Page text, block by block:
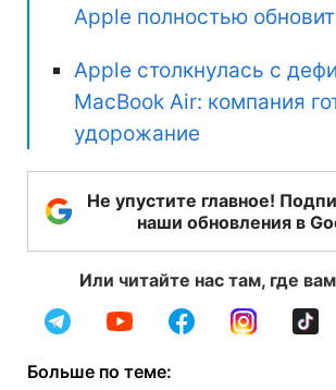
Apple полностью
Apple столкнулась с
MacBook Air: компания
удорожание
Не упустите главное!
наши обновления в
Или читайте нас там, где
Больше по теме: